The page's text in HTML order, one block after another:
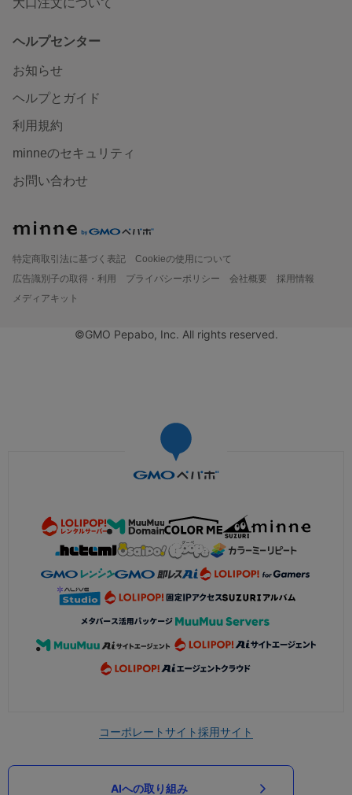
ヘルプセンター
お知らせ
ヘルプとガイド
利用規約
minneのセキュリティ
お問い合わせ
特定商取引法に基づく表記
Cookieの使用について
広告識別子の取得・利用
プライバシーポリシー 会社概要
採用情報
メディアキット
©GMO Pepabo, Inc. All rights reserved.
コーポレートサイト採用サイト
AIへの取り組み